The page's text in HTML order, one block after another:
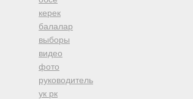
керек
балалар
выборы
видео
фото
руководитель
ук рк